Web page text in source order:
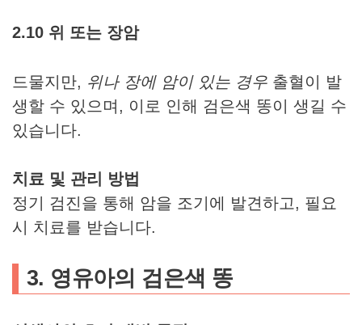
2.10 위 또는 장암
드물지만, 위나 장에 암이 있는 경우 출혈이 발
생할 수 있으며, 이로 인해 검은색 똥이 생길 수
있습니다.
치료 및 관리 방법
정기 검진을 통해 암을 조기에 발견하고, 필요
시 치료를 받습니다.
3. 영유아의 검은색 똥